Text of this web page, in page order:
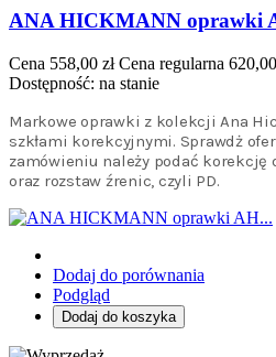
ANA HICKMANN oprawki
Cena 558,00 zł Cena regularna
Dostępność: na stanie
Markowe oprawki z kolekcji Ana
szkłami korekcyjnymi. Sprawdż
zamówieniu należy podać korekcję
oraz rozstaw źrenic, czyli PD.
Dodaj do porównania
Podgląd
Dodaj do koszyka